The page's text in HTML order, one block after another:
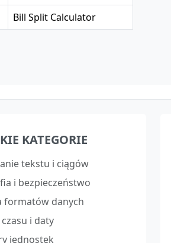
Bill Split Calculator
KATEGORIE
tekstu i ciągów
i bezpieczeństwo
formatów danych
i daty
jednostek